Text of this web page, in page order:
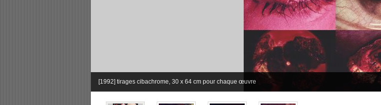
[1992] tirages cibachrome, 30 x 64 cm pour chaque œuvre